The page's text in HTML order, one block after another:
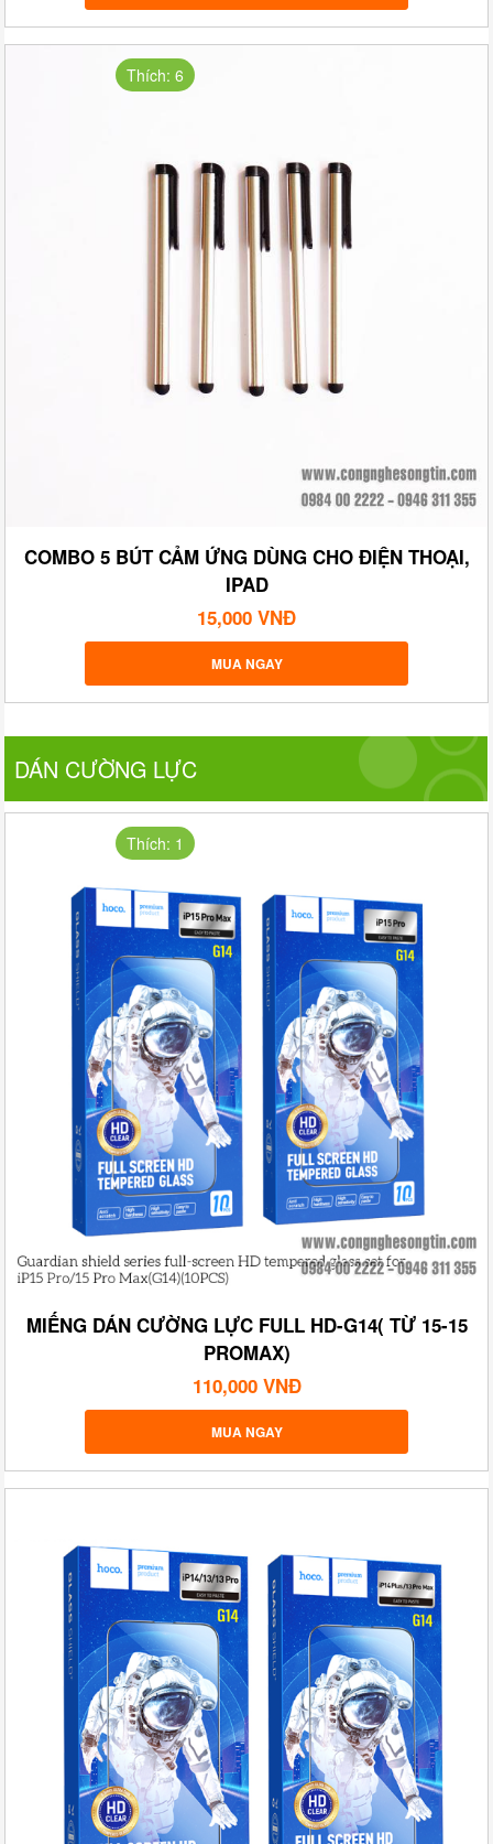
Thích: 6
COMBO 5 BÚT CẢM ỨNG DÙNG CHO ĐIỆN THOẠI,
IPAD
15,000 VNĐ
MUA NGAY
DÁN CƯỜNG LỰC
Thích: 1
MIẾNG DÁN CƯỜNG LỰC FULL HD-G14( TỪ 15-15
PROMAX)
110,000 VNĐ
MUA NGAY